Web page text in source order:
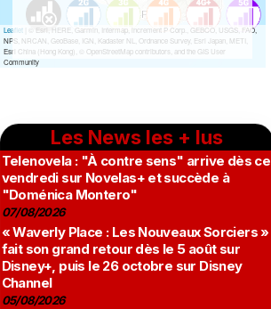
Les News les + lus
Telenovela : "À contre sens" arrive dès ce
vendredi sur Novelas+ et succède à
"Doménica Montero"
07/08/2026
« Waverly Place : Les Nouveaux Sorciers »
fait son grand retour dès le 5 août sur
Disney+, puis le 26 octobre sur Disney
Channel
05/08/2026